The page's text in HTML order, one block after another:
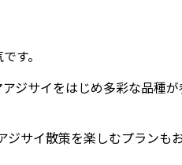
す。
ジサイをはじめ多彩な品種が
サイ散策を楽しむプランも